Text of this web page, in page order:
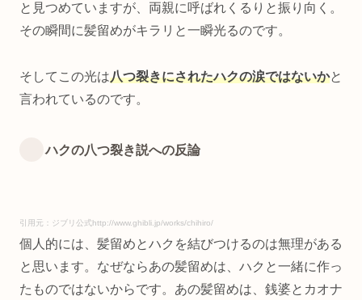
と見つめていますが、両親に呼ばれくるりと振り向く。
その瞬間に髪留めがキラリと一瞬光るのです。
そしてこの光は八つ裂きにされたハクの涙ではないかと
言われているのです。
ハクの八つ裂き説への反論
引用元：ジブリ公式http://www.ghibli.jp/works/chihiro/
個人的には、髪留めとハクを結びつけるのは無理がある
と思います。なぜならあの髪留めは、ハクと一緒に作っ
たものではないからです。あの髪留めは、銭婆とカオナ